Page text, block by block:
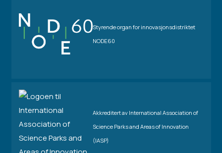
Styrende organ for innovasjonsdistriktet
NODE60
Akkreditert av International Association of
Science Parks and Areas of Innovation
(IASP)